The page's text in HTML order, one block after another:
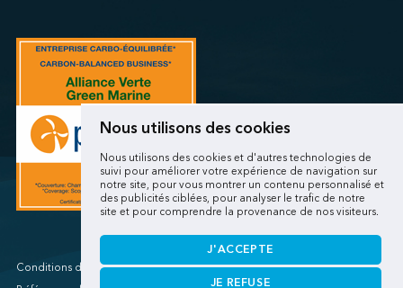
Nous utilisons des cookies
Nous utilisons des cookies et d'autres technologies de
suivi pour améliorer votre expérience de navigation sur
notre site, pour vous montrer un contenu personnalisé et
des publicités ciblées, pour analyser le trafic de notre
site et pour comprendre la provenance de nos visiteurs.
J'ACCEPTE
JE REFUSE
SSA Marine (Stockton)
SSA Marine (Vancouver Cruise)
SSA Marine (West Sacramento)
SSA Marine (West Sitcum Matson)
SSA Marine Canada (Lynnterm)
SSA Marine Canada (Squamish Terminals)
SSA Marine Canada (Victoria Cruise)
SSA Marine Mexico (Lazaro Cardenas)
SSA Marine Mexico (Manzanillo TEC)
SSA Marine Mexico (Veracruz)
Conditions d'utilisations/Renseignements personnels